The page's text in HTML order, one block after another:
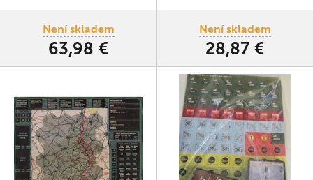
Není skladem
63,98 €
Není skladem
28,87 €